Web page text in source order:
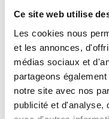
Ce site web utilise
Les cookies nous
et les annonces,
médias sociaux et
partageons
notre site avec nos
publicité et d'analyse,
fourgonnettes ou
Faits en bref
Levage et